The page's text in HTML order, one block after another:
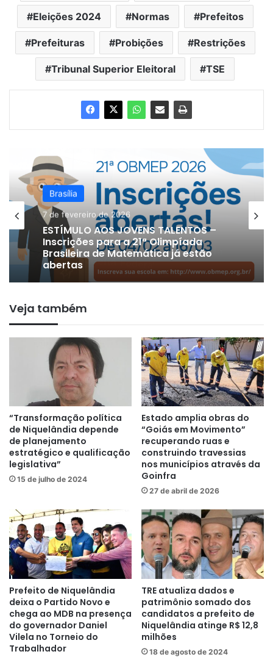
Eleições 2024 Normas Prefeitos
Prefeituras Probições Restrições
Tribunal Superior Eleitoral TSE
Brasília
7 de fevereiro de 2026
ESTÍMULO AOS JOVENS TALENTOS –
Inscrições para a 21ª Olimpíada
Brasileira de Matemática já estão
abertas
Brasília
15 de janeiro de 2026
Receita Federal volta a negar
taxação do PIX e faz alerta para
possíveis golpes após fake news
Veja também
“Transformação política
de Niquelândia depende
de planejamento
estratégico e qualificação
legislativa”
15 de julho de 2024
Estado amplia obras do
“Goiás em Movimento”
recuperando ruas e
construindo travessias
nos municípios através da
Goinfra
27 de abril de 2026
Prefeito de Niquelândia
deixa o Partido Novo e
chega ao MDB na presença
do governador Daniel
Vilela no Torneio do
Trabalhador
TRE atualiza dados e
patrimônio somado dos
candidatos a prefeito de
Niquelândia atinge R$ 12,8
milhões
18 de agosto de 2024